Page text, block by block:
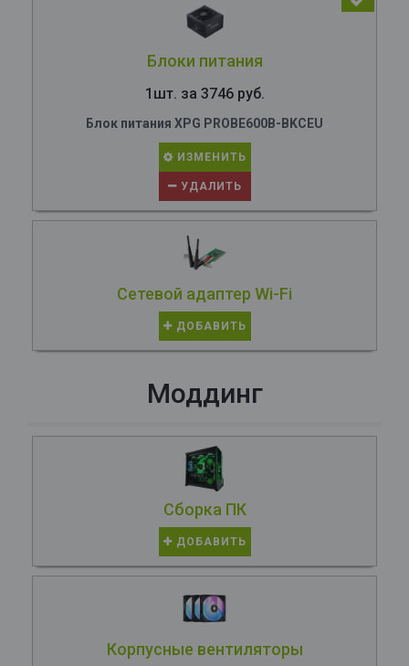
Блоки питания
1шт. за 3746 руб.
Блок питания XPG PROBE600B-BKCEU
ИЗМЕНИТЬ
УДАЛИТЬ
Сетевой адаптер Wi-Fi
ДОБАВИТЬ
Моддинг
Сборка ПК
ДОБАВИТЬ
Корпусные вентиляторы